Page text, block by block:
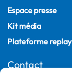
Espace presse
Kit média
Plateforme replay
Contact